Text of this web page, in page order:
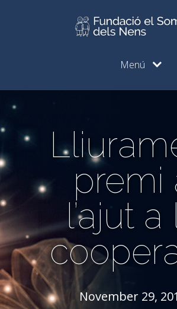
Menú
premi
l’ajut a
November 29,